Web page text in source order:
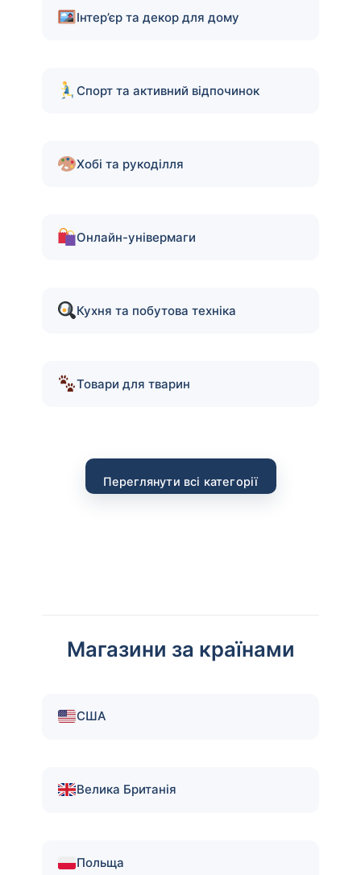
Інтер’єр та декор для дому
Спорт та активний відпочинок
Хобі та рукоділля
Онлайн-універмаги
Кухня та побутова техніка
Товари для тварин
Переглянути всі категорії
Магазини за країнами
США
Велика Британія
Польща